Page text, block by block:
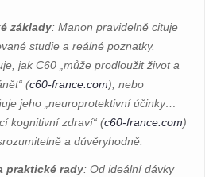
základy: Manon pravidelně cituje
studie a reálné poznatky.
jak C60 „může prodloužit život a
(c60-france.com), nebo
jeho „neuroprotektivní účinky…
kognitivní zdraví“ (c60-france.com)
a důvěryhodně.
praktické rady: Od ideální dávky